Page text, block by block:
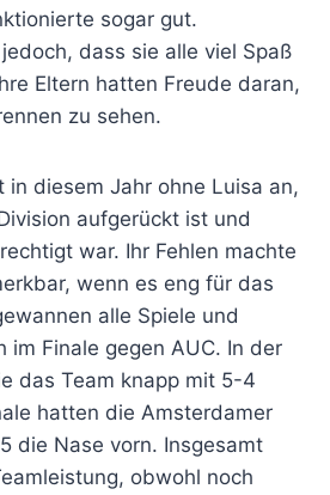
sogar gut.
dass sie alle viel Spaß
Eltern hatten Freude daran,
zu sehen.
in diesem Jahr ohne Luisa an,
aufgerückt ist und
war. Ihr Fehlen machte
wenn es eng für das
alle Spiele und
im Finale gegen AUC. In der
das Team knapp mit 5-4
hatten die Amsterdamer
die Nase vorn. Insgesamt
obwohl noch